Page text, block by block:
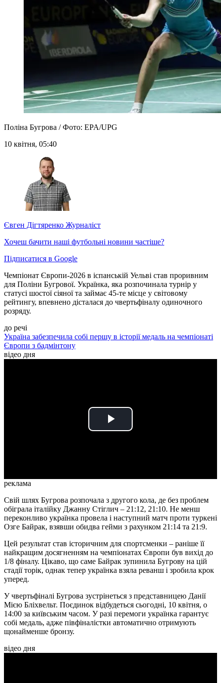
Поліна Бугрова / Фото: EPA/UPG
10 квітня, 05:40
Євген Дігтяренко Журналіст
Хочеш бачити наші футбольні новини частіше?
Підписатися в Google
Чемпіонат Європи-2026 в іспанській Уельві став проривним
для Поліни Бугрової. Українка, яка розпочинала турнір у
статусі шостої сіяної та займає 45-те місце у світовому
рейтингу, впевнено дісталася до чвертьфіналу одиночного
розряду.
до речі
Україна забезпечила собі першу в історії медаль на чемпіонаті
Європи з бадмінтону
відео дня
Play
реклама
Свій шлях Бугрова розпочала з другого кола, де без проблем
обіграла італійку Джанну Стіглич – 21:12, 21:10. Не менш
переконливо українка провела і наступний матч проти туркені
Озге Байрак, взявши обидва гейми з рахунком 21:14 та 21:9.
Цей результат став історичним для спортсменки – раніше її
найкращим досягненням на чемпіонатах Європи був вихід до
1/8 фіналу. Цікаво, що саме Байрак зупинила Бугрову на цій
стадії торік, однак тепер українка взяла реванш і зробила крок
уперед.
У чвертьфіналі Бугрова зустрінеться з представницею Данії
Мією Бліхвельт. Поєдинок відбудеться сьогодні, 10 квітня, о
14:00 за київським часом. У разі перемоги українка гарантує
собі медаль, адже півфіналістки автоматично отримують
щонайменше бронзу.
відео дня